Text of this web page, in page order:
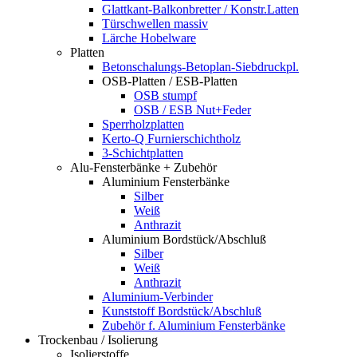
Glattkant-Balkonbretter / Konstr.Latten
Türschwellen massiv
Lärche Hobelware
Platten
Betonschalungs-Betoplan-Siebdruckpl.
OSB-Platten / ESB-Platten
OSB stumpf
OSB / ESB Nut+Feder
Sperrholzplatten
Kerto-Q Furnierschichtholz
3-Schichtplatten
Alu-Fensterbänke + Zubehör
Aluminium Fensterbänke
Silber
Weiß
Anthrazit
Aluminium Bordstück/Abschluß
Silber
Weiß
Anthrazit
Aluminium-Verbinder
Kunststoff Bordstück/Abschluß
Zubehör f. Aluminium Fensterbänke
Trockenbau / Isolierung